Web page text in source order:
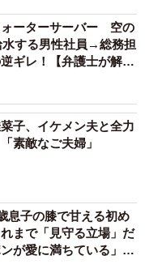
ォーターサーバー 空の
する男性社員→総務担
ギレ！【弁護士が解
子、イケメン夫と全力
素敵なご夫婦」
子の膝で甘える初め
まで「見守る立場」だ
が愛に満ちている」